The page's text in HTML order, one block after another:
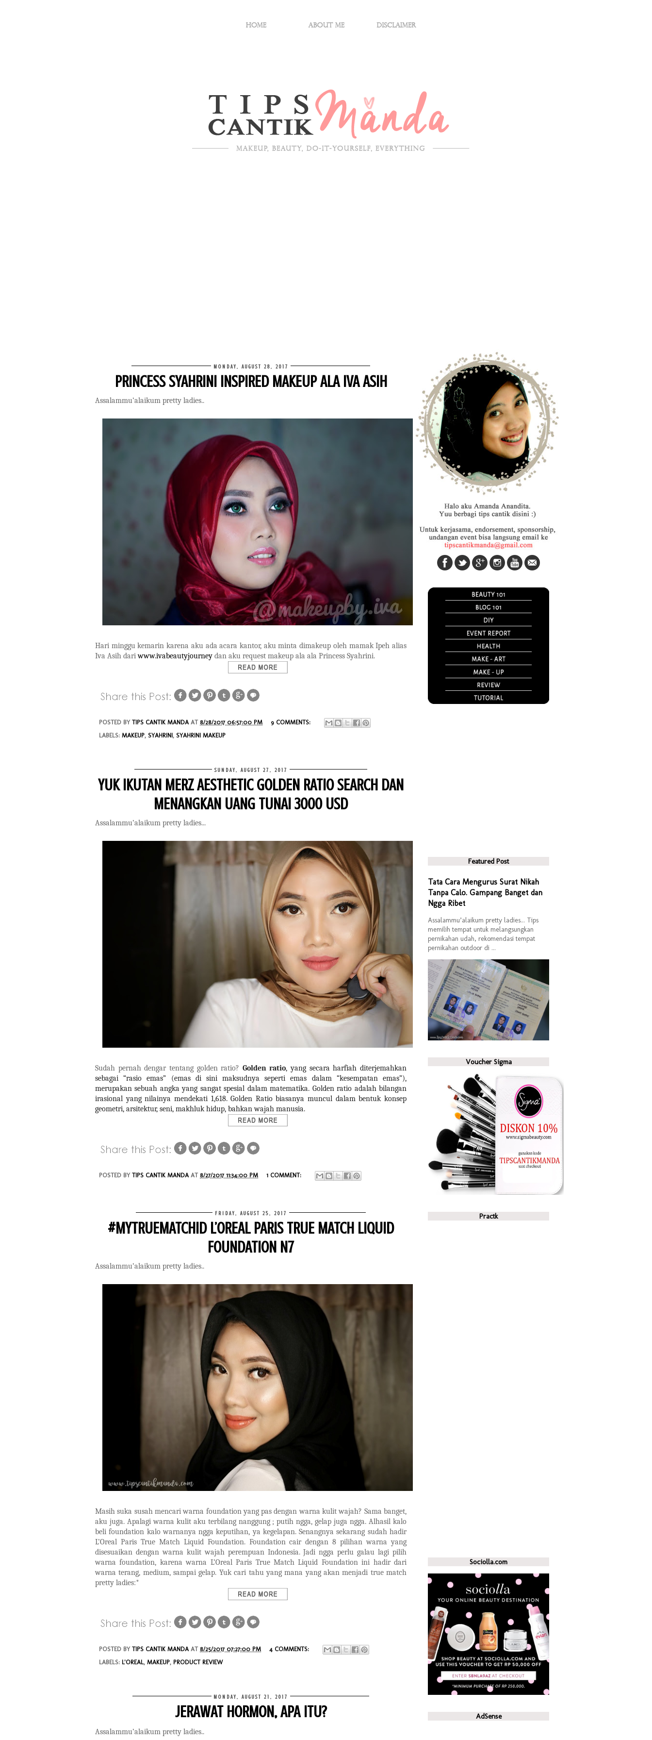
MONDAY, AUGUST 28, 2017
PRINCESS SYAHRINI INSPIRED MAKEUP ALA IVA ASIH
Assalammu’alaikum pretty ladies..
Hari minggu kemarin karena aku ada acara kantor, aku minta dimakeup oleh mamak Ipeh alias
Iva Asih dariwww.ivabeautyjourney dan aku request makeup ala ala Princess Syahrini.
POSTED BY TIPS CANTIK MANDA AT 8/28/2017 06:57:00 PM
9 COMMENTS:
LABELS: MAKEUP, SYAHRINI, SYAHRINI MAKEUP
SUNDAY, AUGUST 27, 2017
YUK IKUTAN MERZ AESTHETIC GOLDEN RATIO SEARCH DAN
MENANGKAN UANG TUNAI 3000 USD
Assalammu’alaikum pretty ladies...
Sudah pernah dengar tentang golden ratio? Golden ratio, yang secara harfiah diterjemahkan
sebagai “rasio emas” (emas di sini maksudnya seperti emas dalam “kesempatan emas”),
merupakan sebuah angka yang sangat spesial dalam matematika. Golden ratio adalah bilangan
irasional yang nilainya mendekati 1,618. Golden Ratio biasanya muncul dalam bentuk konsep
geometri, arsitektur, seni, makhluk hidup, bahkan wajah manusia.
POSTED BY TIPS CANTIK MANDA AT 8/27/2017 11:34:00 PM 1 COMMENT:
FRIDAY, AUGUST 25, 2017
#MYTRUEMATCHID L’OREAL PARIS TRUE MATCH LIQUID
FOUNDATION N7
Assalammu’alaikum pretty ladies..
Masih suka susah mencari warna foundation yang pas dengan warna kulit wajah? Sama banget,
aku juga. Apalagi warna kulit aku terbilang nanggung ; putih ngga, gelap juga ngga. Alhasil kalo
beli foundation kalo warnanya ngga keputihan, ya kegelapan. Senangnya sekarang sudah hadir
L’Oreal Paris True Match Liquid Foundation. Foundation cair dengan 8 pilihan warna yang
disesuaikan dengan warna kulit wajah perempuan Indonesia. Jadi ngga perlu galau lagi pilih
warna foundation, karena warna L’Oreal Paris True Match Liquid Foundation ini hadir dari
warna terang, medium, sampai gelap. Yuk cari tahu yang mana yang akan menjadi true match
pretty ladies:*
POSTED BY TIPS CANTIK MANDA AT 8/25/2017 07:27:00 PM
4 COMMENTS:
LABELS: L'OREAL, MAKEUP, PRODUCT REVIEW
MONDAY, AUGUST 21, 2017
JERAWAT HORMON, APA ITU?
Assalammu’alaikum pretty ladies..
Featured Post
Tata Cara Mengurus Surat Nikah
Tanpa Calo. Gampang Banget dan
Ngga Ribet
Assalammu’alaikum pretty ladies... Tips
memilih tempat untuk melangsungkan
pernikahan udah, rekomendasi tempat
pernikahan outdoor di ...
Voucher Sigma
Practk
Sociolla.com
AdSense